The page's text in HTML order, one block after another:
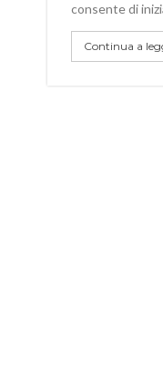
consente di
Continua a